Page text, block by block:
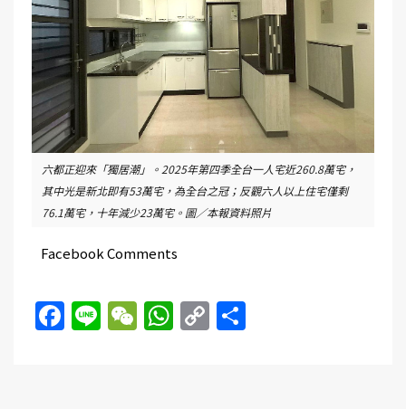
六都正迎來「獨居潮」。2025年第四季全台一人宅近260.8萬宅，
其中光是新北即有53萬宅，為全台之冠；反觀六人以上住宅僅剩
76.1萬宅，十年減少23萬宅。圖／本報資料照片
Facebook Comments
Facebook
LineWeChat
WhatsApp
Copy